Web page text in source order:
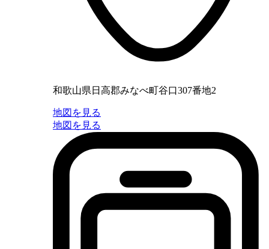
和歌山県日高郡みなべ町谷口307番地2
地図を見る
地図を見る